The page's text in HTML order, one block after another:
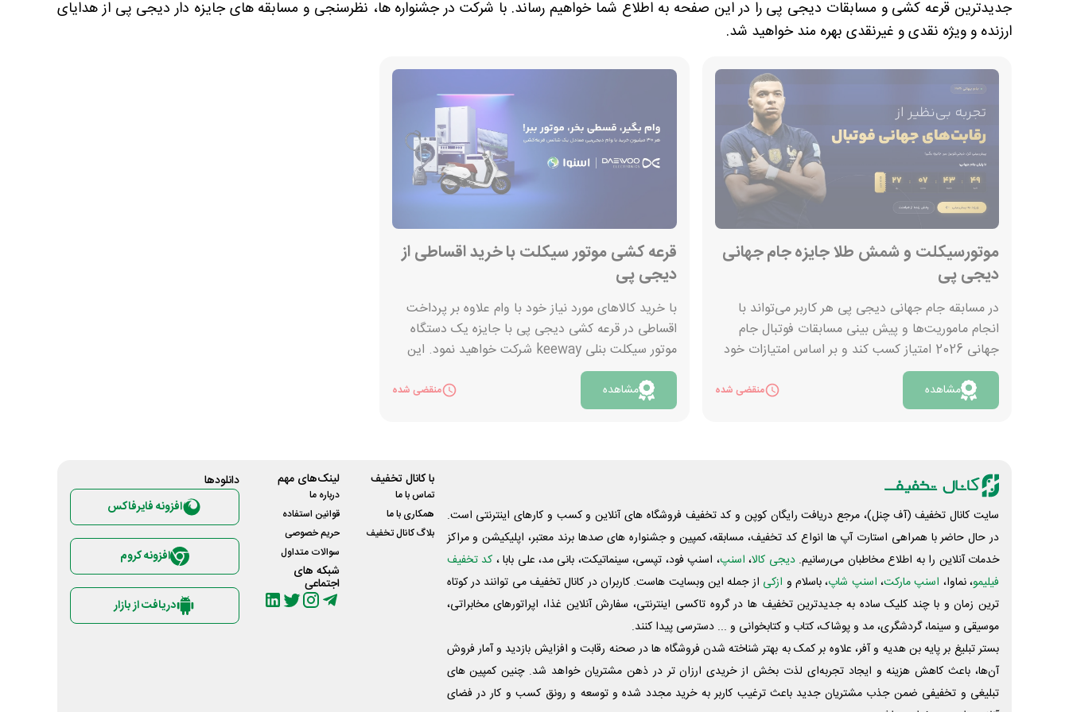
جدیدترین قرعه کشی و مسابقات دیجی پی را در این صفحه به اطلاع شما خواهیم رساند. با شرکت در جشنواره ها، نظرسنجی و مسابقه های جایزه دار دیجی پی از هدایای
ارزنده و ویژه نقدی و غیرنقدی بهره مند خواهید شد.
موتورسیکلت و شمش طلا جایزه جام جهانی
دیجی پی
در مسابقه جام جهانی دیجی پی هر کاربر می‌تواند با
انجام ماموریت‌ها و پیش بینی مسابقات فوتبال جام
جهانی 2026 امتیاز کسب کند و بر اساس امتیازات خود
در پایان هر دور، هر هفته و پایان بازی فینال از جوایز
نفیس این جشنواره بهره مند شود. شما برای آنکه بتوانید
در پیش بینی تمامی مسابقات شرکت کنید، باید تیکت
منتخب دیجی‌پی، مشاهده برنامه‌های ویژه جام جهانی و
شرکت در چالش‌های کمپین و... بدست می‌آید. به این
ترتیب هم تیکت برای پیش بینی مسابقات بعدی
می‌گیرید و هم دیجی کوین و امتیازتان افزایش پیدا
می‌کند که با امتیاز بالاتر امکان باز کردن صندوق های
جایزه را خواهید داشت. جهت ورود به مسابقه جام
جهانی دیجی پی روی دکمه «مشاهده» کلیک نمایید.
مشاهده منقضی شده
قرعه کشی موتور سیکلت با خرید اقساطی از
دیجی پی
با خرید کالاهای مورد نیاز خود با وام علاوه بر پرداخت
اقساطی در قرعه کشی دیجی پی با جایزه یک دستگاه
موتور سیکلت بنلی keeway شرکت خواهید نمود. این
طرح هر ماه برگزار می‌شود و روز دهم ماه، برنده از طریق
قرعه کشی در اینستاگرام مشخص می‌شود. به ازای هر
مشاهده منقضی شده
سایت کانال تخفیف (آف چنل)، مرجع دریافت رایگان کوپن و کد تخفیف فروشگاه های آنلاین و کسب و‌ کارهای اینترنتی است.
در حال حاضر با همراهی استارت آپ ها انواع کد تخفیف، مسابقه، کمپین و جشنواره های صدها برند معتبر، اپلیکیشن و مراکز
خدمات آنلاین را به اطلاع مخاطبان می‌رسانیم. دیجی کالا، اسنپ، اسنپ فود، تپسی، سینماتیکت، بانی مد، علی‌ بابا ، کد تخفیف
فیلیمو، نماوا، اسنپ مارکت، اسنپ شاپ، باسلام و ازکی از جمله این وبسایت ‌هاست. کاربران در کانال تخفیف می توانند در کوتاه
ترین زمان و با چند کلیک ساده به جدیدترین تخفیف ها در گروه تاکسی اینترنتی، سفارش آنلاین غذا، اپراتورهای مخابراتی،
موسیقی و سینما، گردشگری، مد و پوشاک، کتاب و کتابخوانی و ... دسترسی پیدا کنند.
بستر تبلیغ بر پایه بن هدیه و آفر، علاوه بر کمک به بهتر شناخته شدن فروشگاه ها در صحنه رقابت و افزایش بازدید و آمار فروش
آن‌ها، باعث کاهش هزینه و ایجاد تجربه‌ای لذت بخش از خریدی ارزان تر در ذهن مشتریان خواهد شد. چنین کمپین های
تبلیغی و تخفیفی ضمن جذب مشتریان جدید باعث ترغیب کاربر به خرید مجدد شده و توسعه و رونق کسب و کار در فضای
با کانال تخفیف
تماس با ما
همکاری با ما
بلاگ کانال تخفیف
لینک‌های مهم
درباره ما
قوانین استفاده
حریم خصوصی
سوالات متداول
شبکه های
اجتماعی
دانلود‌ها
افزونه فایرفاکس
افزونه کروم
دریافت از بازار